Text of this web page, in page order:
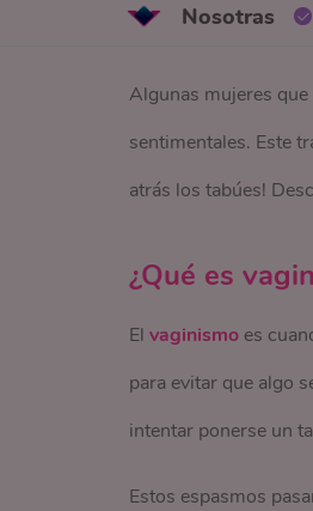
Nosotras
Algunas mujeres
sentimentales. Este
atrás los tabúes!
¿Qué es
El vaginismoes
para evitar que algo
intentar ponerse un
Estos espasmos